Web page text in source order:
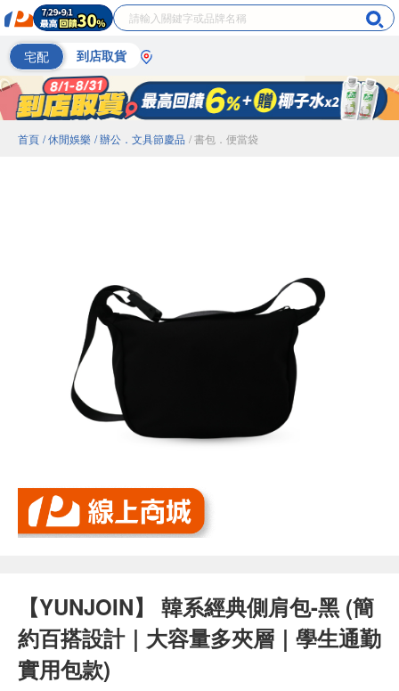
宅配 到店取貨
首頁 / 休閒娛樂 / 辦公．文具節慶品 / 書包．便當袋
【YUNJOIN】 韓系經典側肩包-黑 (簡
約百搭設計｜大容量多夾層｜學生通勤
實用包款)